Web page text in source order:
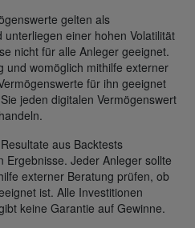
gelten als
einer hohen Volatilität
nicht für alle Anleger geeignet.
und womöglich mithilfe externer
für ihn geeignet
jeden digitalen Vermögenswert
aus Backtests
Ergebnisse. Jeder Anleger sollte
externer Beratung prüfen, ob
ist. Alle Investitionen
keine Garantie auf Gewinne.